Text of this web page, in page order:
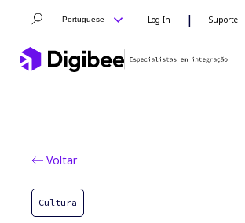
Portuguese Log In | Suporte
Voltar
Cultura